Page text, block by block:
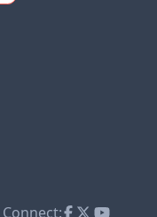
Connect: